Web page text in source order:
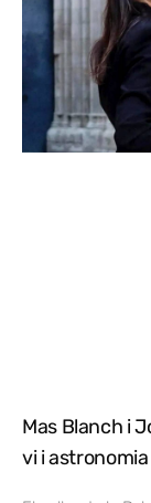
Mas Blanch i
vi i